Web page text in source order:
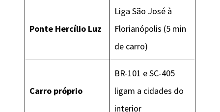
Ponte Hercílio Luz
Liga São José à
Florianópolis (5 min
de carro)
Carro próprio
BR-101 e SC-405
ligam a cidades do
interior